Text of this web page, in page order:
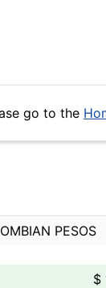
go to the
PESOS
$